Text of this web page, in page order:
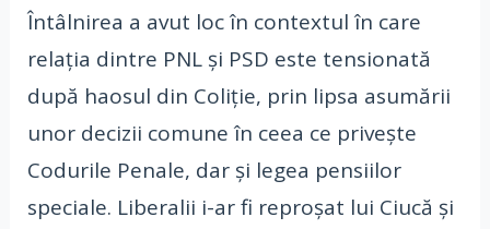
Întâlnirea a avut loc în contextul în care
relația dintre PNL și PSD este tensionată
după haosul din Coliție, prin lipsa asumării
unor decizii comune în ceea ce privește
Codurile Penale, dar și legea pensiilor
speciale. Liberalii i-ar fi reproșat lui Ciucă și